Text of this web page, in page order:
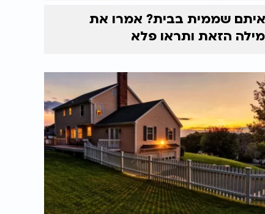
שממית בבית? אמרו את
הזאת ותראו פלא